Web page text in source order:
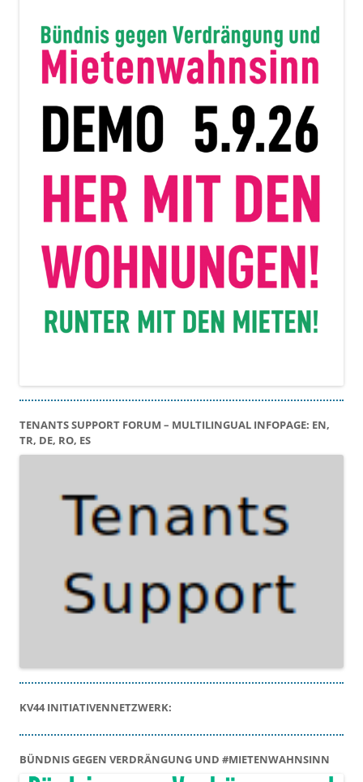
TENANTS SUPPORT FORUM – MULTILINGUAL INFOPAGE: EN,
TR, DE, RO, ES
KV44 INITIATIVENNETZWERK:
BÜNDNIS GEGEN VERDRÄNGUNG UND #MIETENWAHNSINN